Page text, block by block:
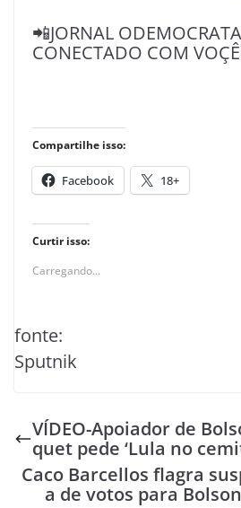
📲JORNAL
CONECTADO COM
Compartilhe isso:
Facebook 18+
Curtir isso:
Carregando...
fonte:
Sputnik
VÍDEO-Apoiador de
quet pede ‘Lula no
Caco Barcellos flagra
a de votos para